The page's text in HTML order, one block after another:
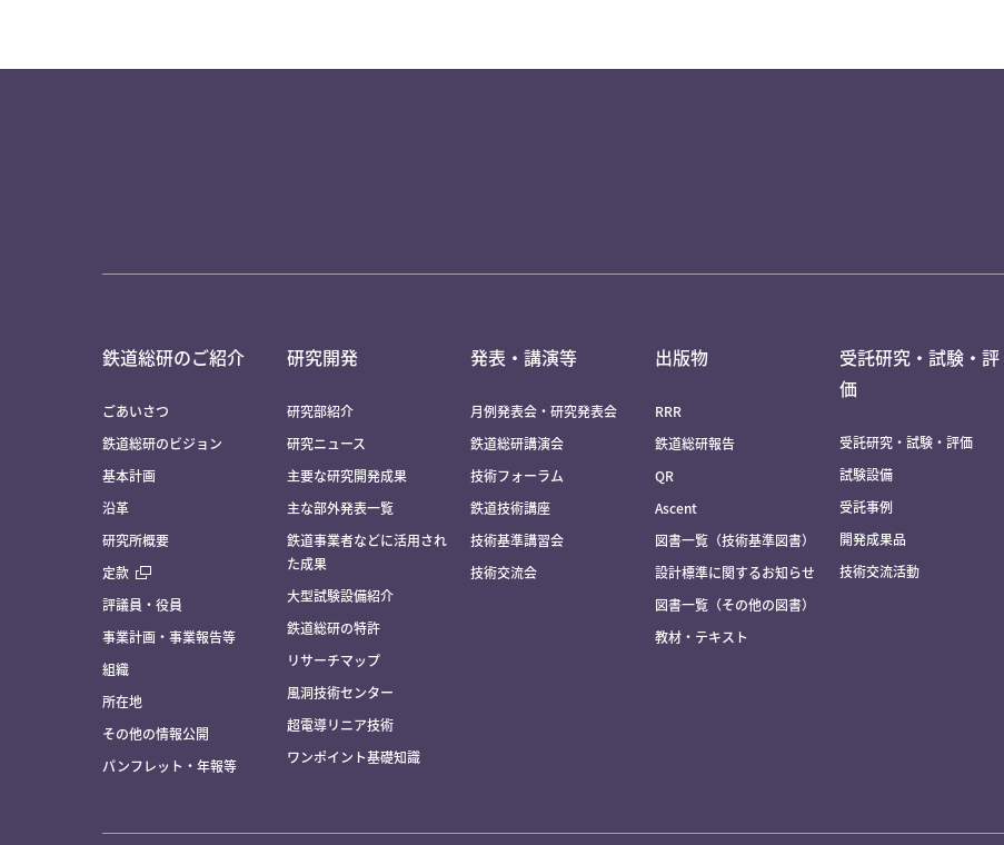
鉄道総研のご紹介
ごあいさつ
鉄道総研のビジョン
基本計画
沿革
研究所概要
定款
評議員・役員
事業計画・事業報告等
組織
所在地
その他の情報公開
パンフレット・年報等
研究開発
研究部紹介
研究ニュース
主要な研究開発成果
主な部外発表一覧
鉄道事業者などに活用され
た成果
大型試験設備紹介
鉄道総研の特許
リサーチマップ
風洞技術センター
超電導リニア技術
ワンポイント基礎知識
発表・講演等
月例発表会・研究発表会
鉄道総研講演会
技術フォーラム
鉄道技術講座
技術基準講習会
技術交流会
出版物
RRR
鉄道総研報告
QR
Ascent
図書一覧（技術基準図書）
設計標準に関するお知らせ
図書一覧（その他の図書）
教材・テキスト
受託研究・試験・評
価
受託研究・試験・評価
試験設備
受託事例
開発成果品
技術交流活動